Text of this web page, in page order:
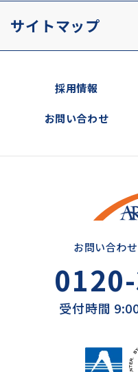
サイトマップ
採用情報
お問い合わせ
お問い合わ
受付時間